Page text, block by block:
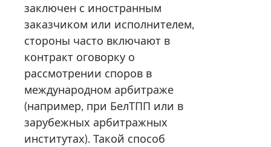
заключен с иностранным
заказчиком или исполнителем,
стороны часто включают в
контракт оговорку о
рассмотрении споров в
международном арбитраже
(например, при БелТПП или в
зарубежных арбитражных
институтах). Такой способ